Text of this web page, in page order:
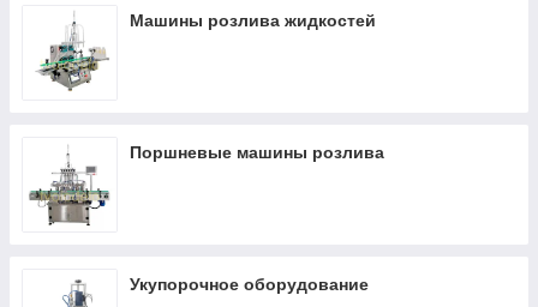
Машины розлива жидкостей
Поршневые машины розлива
Укупорочное оборудование